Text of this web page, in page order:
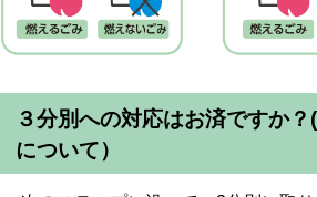
３分別への対応はお済ですか？
について）